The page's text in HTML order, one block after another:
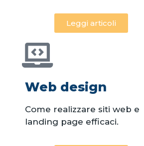
Leggi articoli
Web design
Come realizzare siti web e
landing page efficaci.